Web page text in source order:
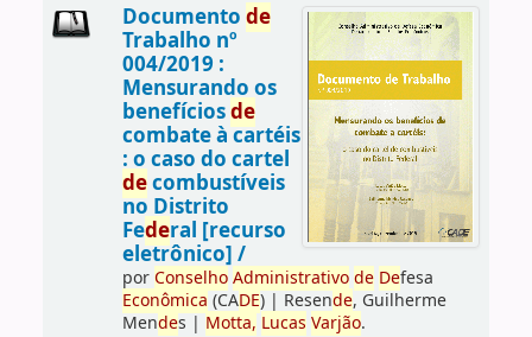
Documento de
Trabalho nº
004/2019 :
Mensurando os
benefíciosde
combate à cartéis
: o caso do cartel
decombustíveis
no Distrito
Federal [recurso
eletrônico] /
porConselho Administrativo de Defesa
Econômica (CADE)| Resende, Guilherme
Mendes | Motta, Lucas Varjão.